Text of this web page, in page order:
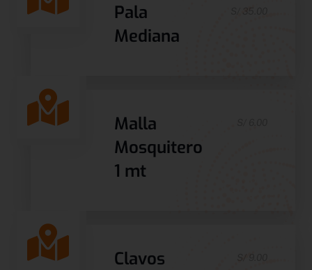
Pala
Mediana
Malla
Mosquitero
1 mt
Clavos